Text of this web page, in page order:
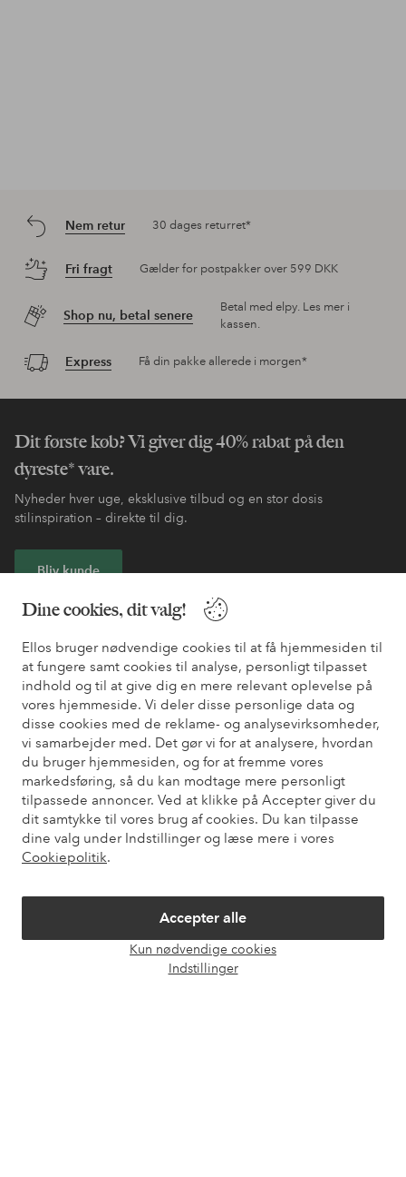
Dine cookies, dit valg!
Ellos bruger nødvendige cookies til at få hjemmesiden til
at fungere samt cookies til analyse, personligt tilpasset
indhold og til at give dig en mere relevant oplevelse på
vores hjemmeside. Vi deler disse personlige data og
disse cookies med de reklame- og analysevirksomheder,
vi samarbejder med. Det gør vi for at analysere, hvordan
du bruger hjemmesiden, og for at fremme vores
markedsføring, så du kan modtage mere personligt
tilpassede annoncer. Ved at klikke på Accepter giver du
dit samtykke til vores brug af cookies. Du kan tilpasse
dine valg under Indstillinger og læse mere i vores
Cookiepolitik.
Accepter alle
Kun nødvendige cookies
Indstillinger
Nem retur 30 dages returret*
Fri fragt Gælder for postpakker over 599 DKK
Shop nu, betal senere
Betal med elpy. Les mer i
kassen.
Express Få din pakke allerede i morgen*
Dit første køb? Vi giver dig 40% rabat på den
dyreste* vare.
Nyheder hver uge, eksklusive tilbud og en stor dosis
stilinspiration – direkte til dig.
Bliv kunde
* Se tilbudsbetingelser ved registrering
Har du brug for hjælp?
Du kan finde svar på de oftest stillede spørgsmål i vores FAQ.
Du kan også finde oplysninger om, hvordan du kontakter os.
Kundeservice Bestilling Betalingsmåde
Mine sider
Om Ellos